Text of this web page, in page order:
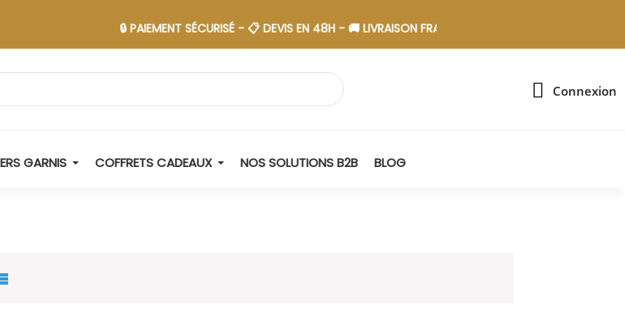
🔒 PAIEMENT SÉCURISÉ - 📋 DEVIS EN 48H - 🚚 LIVRAISON FRANCE - 🎁 ASSEMBLAGE EN ESAT
Connexion
GARNIS COFFRETS CADEAUX NOS SOLUTIONS B2B BLOG